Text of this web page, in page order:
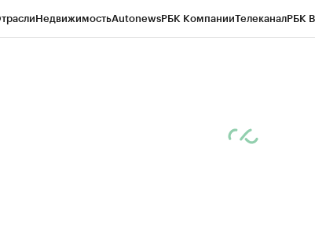
НедвижимостьAutonewsРБК КомпанииТелеканалРБК